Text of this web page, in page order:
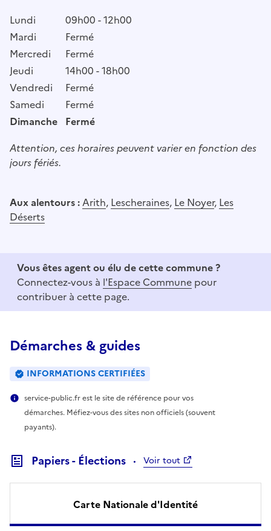
Lundi
09h00 - 12h00
Mardi
Fermé
Mercredi
Fermé
Jeudi
14h00 - 18h00
Vendredi
Fermé
Samedi
Fermé
Dimanche Fermé
Attention, ces horaires peuvent varier en fonction des
jours fériés.
Aux alentours :Arith, Lescheraines, Le Noyer, Les
Déserts
Vous êtes agent ou élu de cette commune ?
Connectez-vous à l'Espace Commune pour
contribuer à cette page.
Démarches & guides
INFORMATIONS CERTIFIÉES
service-public.fr est le site de référence pour vos
démarches. Méfiez-vous des sites non officiels (souvent
payants).
Papiers - Élections Voir tout
Carte Nationale d'Identité